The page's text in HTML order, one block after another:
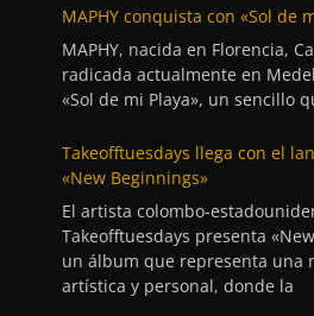
MAPHY conquista con «Sol de
MAPHY, nacida en Florencia,
radicada actualmente en
«Sol de mi Playa», un sencillo
Takeofftuesdays llega con el
«New Beginnings»
El artista colombo-
Takeofftuesdays presenta
un álbum que representa una
artística y personal, donde la